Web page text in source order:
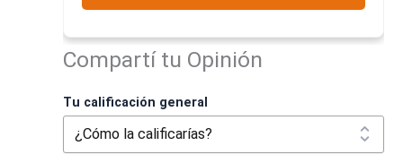
Compartí tu Opinión
Tu calificación general